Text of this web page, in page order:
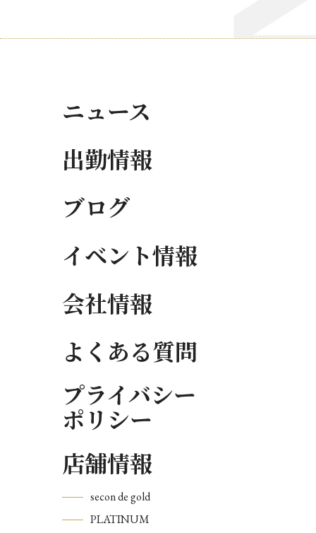
ニュース
出勤情報
ブログ
イベント情報
会社情報
よくある質問
プライバシー
ポリシー
店舗情報
secon de gold
PLATINUM